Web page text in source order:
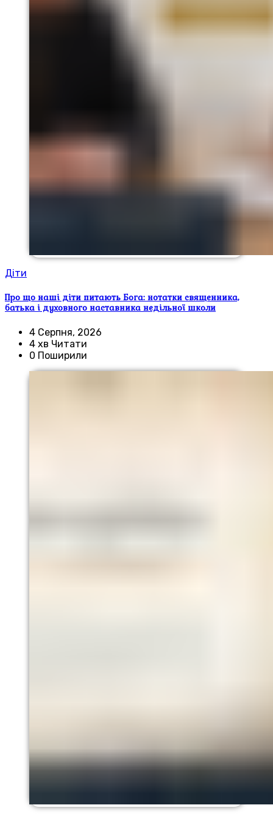
Діти
Про що наші діти питають Бога: нотатки священника,
батька і духовного наставника недільної школи
4 Серпня, 2026
4 хв Читати
0 Поширили